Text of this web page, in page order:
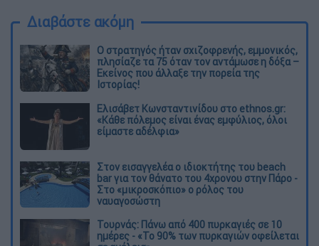
Διαβάστε ακόμη
O στρατηγός ήταν σχιζοφρενής, εμμονικός,
πλησίαζε τα 75 όταν τον αντάμωσε η δόξα –
Εκείνος που άλλαξε την πορεία της
Ιστορίας!
Ελισάβετ Κωνσταντινίδου στο ethnos.gr:
«Κάθε πόλεμος είναι ένας εμφύλιος, όλοι
είμαστε αδέλφια»
Στον εισαγγελέα ο ιδιοκτήτης του beach
bar για τον θάνατο του 4χρονου στην Πάρο -
Στο «μικροσκόπιο» ο ρόλος του
ναυαγοσώστη
Τουρνάς: Πάνω από 400 πυρκαγιές σε 10
ημέρες - «Το 90% των πυρκαγιών οφείλεται